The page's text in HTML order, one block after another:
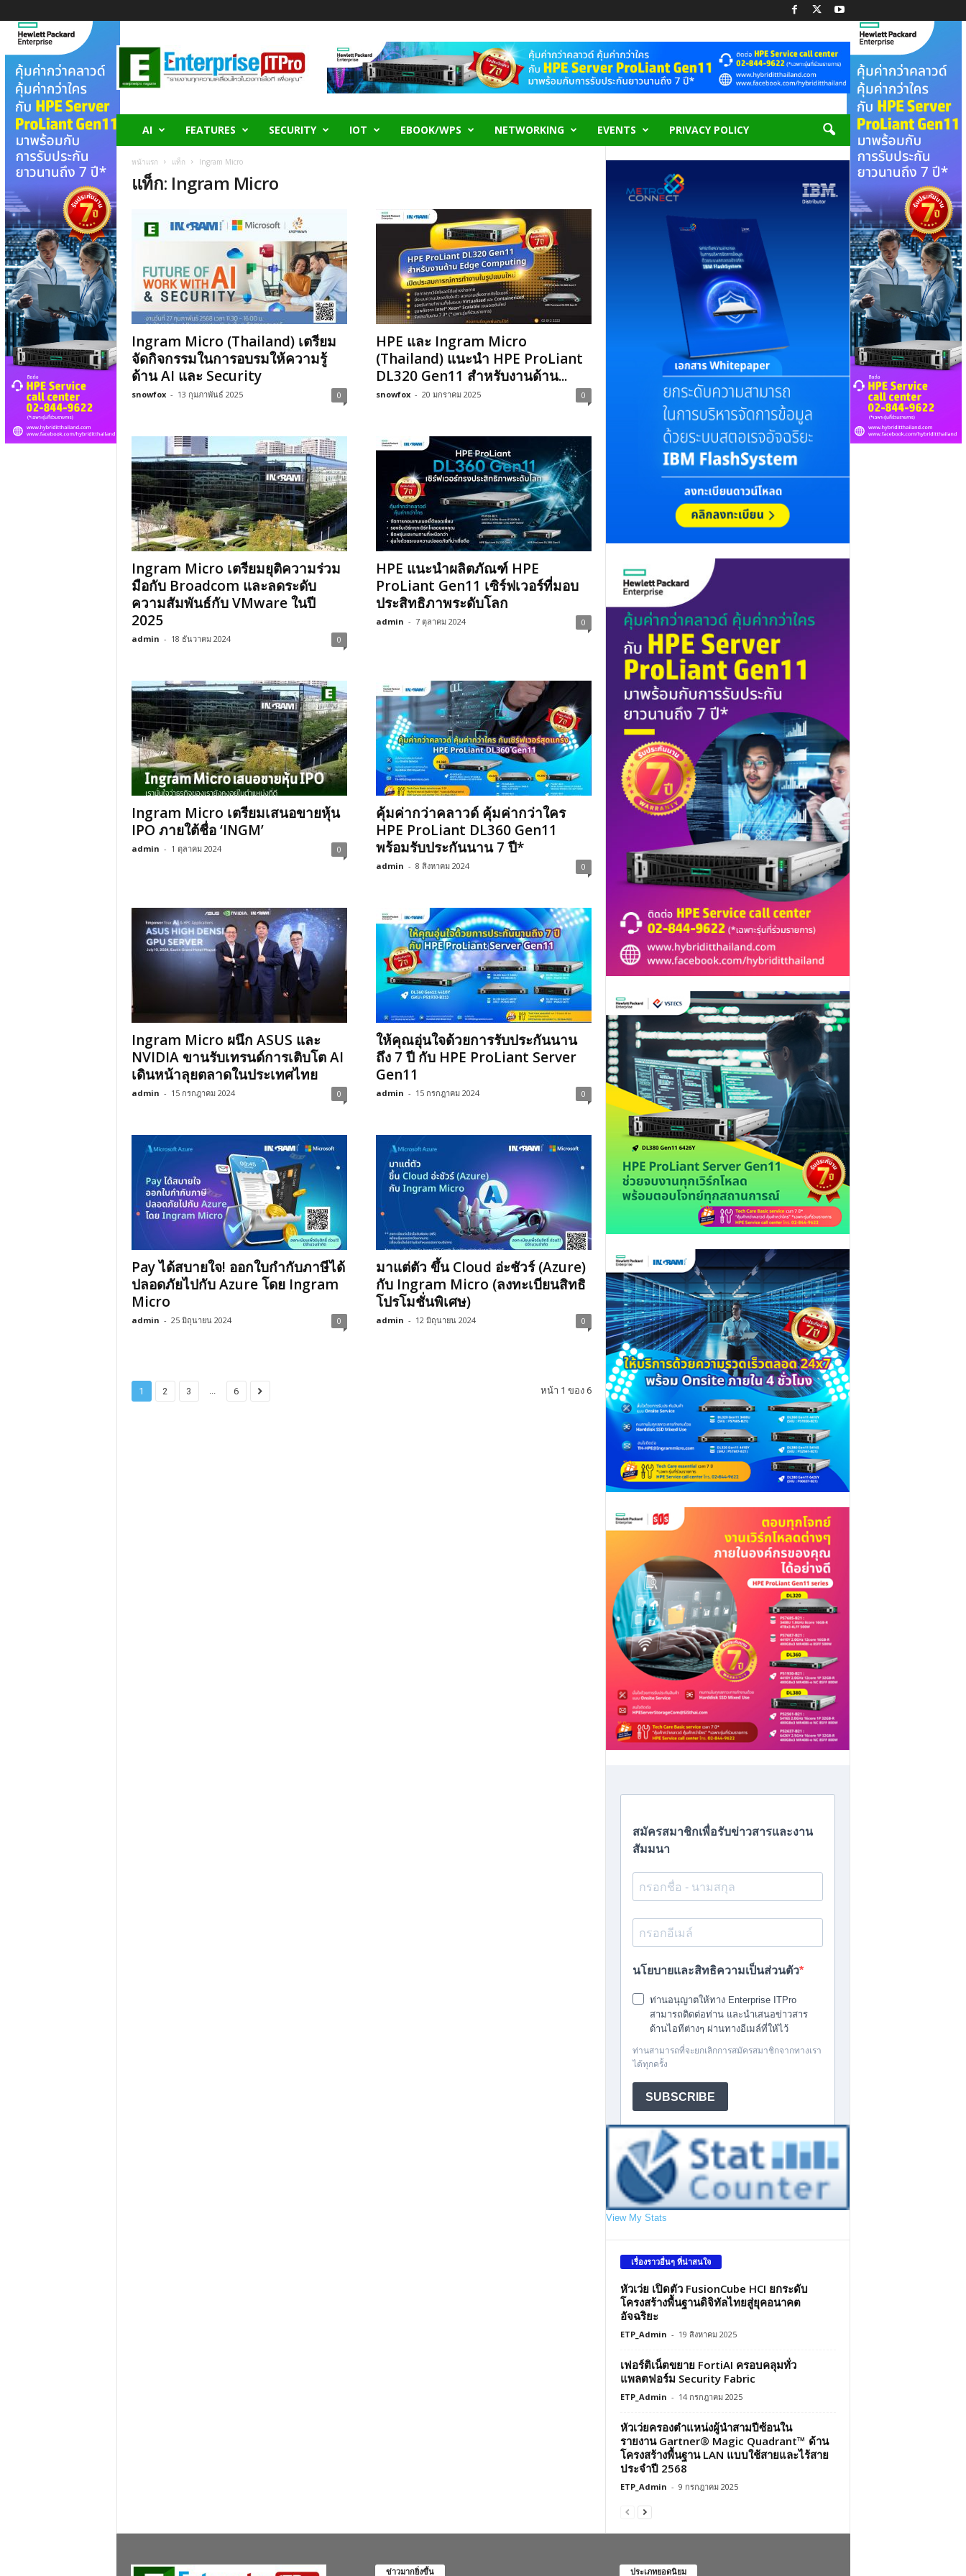
n
T
P
r
o
AI FEATURES SECURITY IOT EBOOK/WPS NETWORKING EVENTS PRIVACY POLICY
หน้าแรก แท็ก Ingram Micro
แท็ก: Ingram Micro
Ingram Micro (Thailand) เตรียม
จัดกิจกรรมในการอบรมให้ความรู้
ด้าน AI และ Security
snowfox - 13 กุมภาพันธ์ 2025 0
HPE และ Ingram Micro
(Thailand) แนะนำ HPE ProLiant
DL320 Gen11 สำหรับงานด้าน...
snowfox - 20 มกราคม 2025 0
Ingram Micro เตรียมยุติความร่วม
มือกับ Broadcom และลดระดับ
ความสัมพันธ์กับ VMware ในปี
2025
admin - 18 ธันวาคม 2024 0
HPE แนะนำผลิตภัณฑ์ HPE
ProLiant Gen11 เซิร์ฟเวอร์ที่มอบ
ประสิทธิภาพระดับโลก
admin - 7 ตุลาคม 2024 0
Ingram Micro เตรียมเสนอขายหุ้น
IPO ภายใต้ชื่อ ‘INGM’
admin - 1 ตุลาคม 2024 0
คุ้มค่ากว่าคลาวด์ คุ้มค่ากว่าใคร
HPE ProLiant DL360 Gen11
พร้อมรับประกันนาน 7 ปี*
admin - 8 สิงหาคม 2024 0
Ingram Micro ผนึก ASUS และ
NVIDIA ขานรับเทรนด์การเติบโต AI
เดินหน้าลุยตลาดในประเทศไทย
admin - 15 กรกฎาคม 2024 0
ให้คุณอุ่นใจด้วยการรับประกันนาน
ถึง 7 ปี กับ HPE ProLiant Server
Gen11
admin - 15 กรกฎาคม 2024 0
Pay ได้สบายใจ! ออกใบกำกับภาษีได้
ปลอดภัยไปกับ Azure โดย Ingram
Micro
admin - 25 มิถุนายน 2024 0
มาแต่ตัว ขึ้น Cloud อ่ะชัวร์ (Azure)
กับ Ingram Micro (ลงทะเบียนสิทธิ
โปรโมชั่นพิเศษ)
admin - 12 มิถุนายน 2024 0
1 2 3 ... 6 หน้า 1 ของ 6
View My Stats
เรื่องราวอื่นๆ ที่น่าสนใจ
หัวเว่ย เปิดตัว FusionCube HCI ยกระดับ
โครงสร้างพื้นฐานดิจิทัลไทยสู่ยุคอนาคต
อัจฉริยะ
ETP_Admin - 19 สิงหาคม 2025
เฟอร์ติเน็ตขยาย FortiAI ครอบคลุมทั่ว
แพลตฟอร์ม Security Fabric
ETP_Admin - 14 กรกฎาคม 2025
หัวเว่ยครองตำแหน่งผู้นำสามปีซ้อนใน
รายงาน Gartner® Magic Quadrant™ ด้าน
โครงสร้างพื้นฐาน LAN แบบใช้สายและไร้สาย
ประจำปี 2568
ETP_Admin - 9 กรกฎาคม 2025
ข่าวมากยิ่งขึ้น ประเภทยอดนิยม